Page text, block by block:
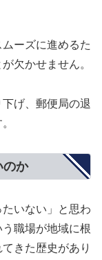
ーズに進めるた
欠かせません。
げ、郵便局の退
のか
いない」と思わ
職場が地域に根
きた歴史があり